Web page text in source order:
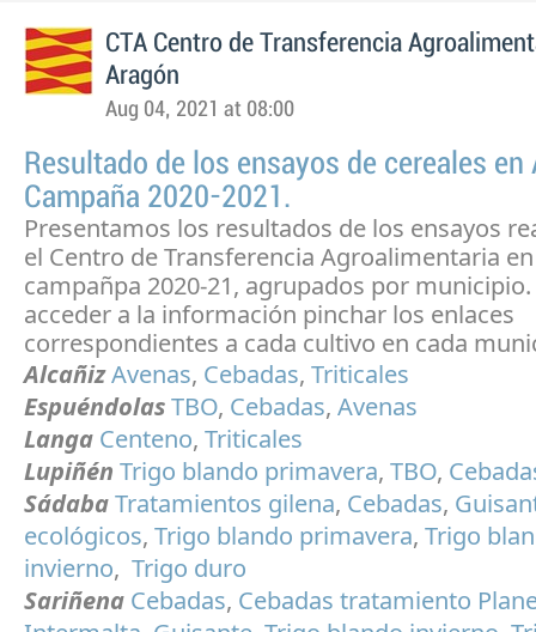
CTA Centro de Transferencia
Aragón
Aug 04, 2021 at 08:00
Resultado de los ensayos de cereales en
Campaña 2020-2021.
Presentamos los resultados de los ensayos
el Centro de Transferencia Agroalimentaria
campañpa 2020-21, agrupados por municipio.
acceder a la información pinchar los enlaces
correspondientes a cada cultivo en cada
AlcañizAvenas, Cebadas, Triticales
EspuéndolasTBO, Cebadas, Avenas
Langa Centeno, Triticales
Lupiñén Trigo blando primavera, TBO,
SádabaTratamientos gilena, Cebadas,
ecológicos, Trigo blando primavera, Trigo
invierno, Trigo duro
Sariñena Cebadas, Cebadas tratamiento